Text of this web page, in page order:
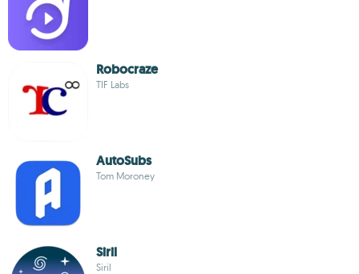
Robocraze
TIF Labs
AutoSubs
Tom Moroney
Siril
Siril